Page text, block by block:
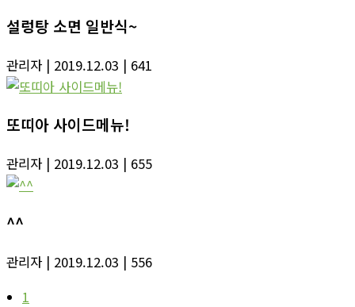
설렁탕 소면 일반식~
관리자 | 2019.12.03 | 641
또띠아 사이드메뉴!
관리자 | 2019.12.03 | 655
^^
관리자 | 2019.12.03 | 556
1